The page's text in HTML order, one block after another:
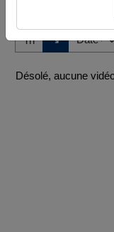
Tri ↘
Désolé, aucune